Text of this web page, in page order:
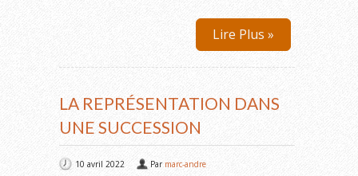
Lire Plus »
LA REPRÉSENTATION DANS
UNE SUCCESSION
10 avril 2022 Par marc-andre